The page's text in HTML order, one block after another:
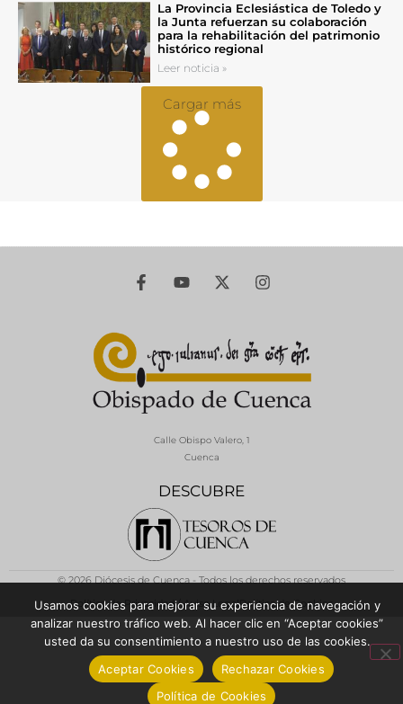
La Provincia Eclesiástica de Toledo y
la Junta refuerzan su colaboración
para la rehabilitación del patrimonio
histórico regional
Leer noticia »
Cargar más
DESCUBRE
Calle Obispo Valero, 1
Cuenca
© 2026 Diócesis de Cuenca - Todos los derechos reservados
Política de Privacidad / Aviso LegalPolítica de Cookies
Usamos cookies para mejorar su experiencia de navegación y
analizar nuestro tráfico web. Al hacer clic en “Aceptar cookies”
usted da su consentimiento a nuestro uso de las cookies.
Aceptar Cookies
Rechazar Cookies
Política de Cookies